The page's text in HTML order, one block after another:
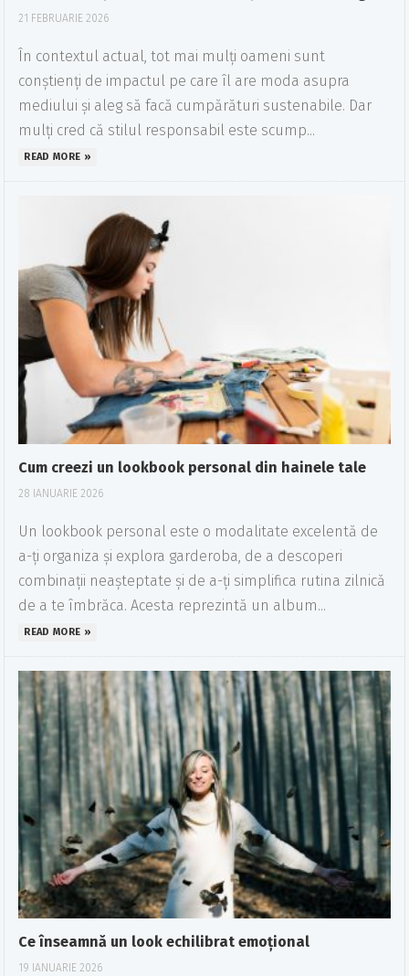
21 FEBRUARIE 2026
În contextul actual, tot mai mulți oameni sunt
conștienți de impactul pe care îl are moda asupra
mediului și aleg să facă cumpărături sustenabile. Dar
mulți cred că stilul responsabil este scump...
READ MORE »
Cum creezi un lookbook personal din hainele tale
28 IANUARIE 2026
Un lookbook personal este o modalitate excelentă de
a-ți organiza și explora garderoba, de a descoperi
combinații neașteptate și de a-ți simplifica rutina zilnică
de a te îmbrăca. Acesta reprezintă un album...
READ MORE »
Ce înseamnă un look echilibrat emoțional
19 IANUARIE 2026